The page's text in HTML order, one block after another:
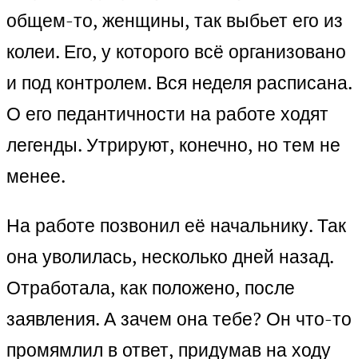
общем-то, женщины, так выбьет его из
колеи. Его, у которого всё организовано
и под контролем. Вся неделя расписана.
О его педантичности на работе ходят
легенды. Утрируют, конечно, но тем не
менее.
На работе позвонил её начальнику. Так
она уволилась, несколько дней назад.
Отработала, как положено, после
заявления. А зачем она тебе? Он что-то
промямлил в ответ, придумав на ходу